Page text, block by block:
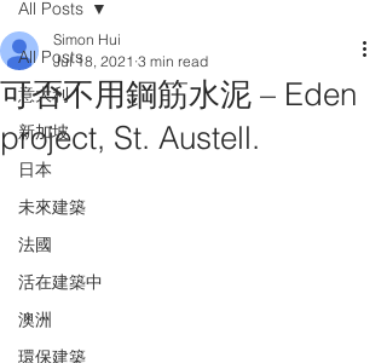
All Posts
意大利
新加坡
日本
未來建築
法國
活在建築中
澳洲
環保建築
All Posts
可否不用鋼筋水泥 – Eden
project, St. Austell.
Simon Hui
Jul 18, 2021 3 min read